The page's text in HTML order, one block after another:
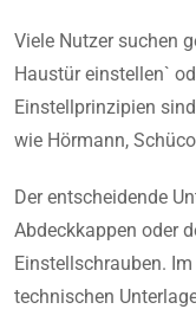
Viele Nutzer suchen
Haustür einstellen`
Einstellprinzipien
wie Hörmann,
Der entscheidende
Abdeckkappen oder
Einstellschrauben.
technischen